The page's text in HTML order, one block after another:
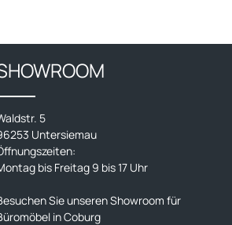
5
Untersiemau
bis Freitag 9 bis 17 Uhr
Sie unseren Showroom für
in Coburg